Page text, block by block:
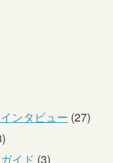
ンタビュー (27)
イド (3)